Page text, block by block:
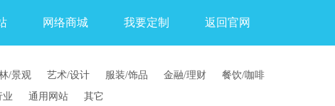
网络商城 我要定制 返回官网
/景观 艺术/设计 服装/饰品 金融/理财
餐饮/咖啡
业 通用网站 其它